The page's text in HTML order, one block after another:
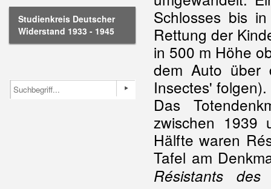
Studienkreis Deutscher
Widerstand 1933 - 1945
Schlosses bis
Rettung der
in 500 m Höhe
dem Auto über
Insectes' folgen).
Das
zwischen 1939
Hälfte waren
Tafel am
Résistants